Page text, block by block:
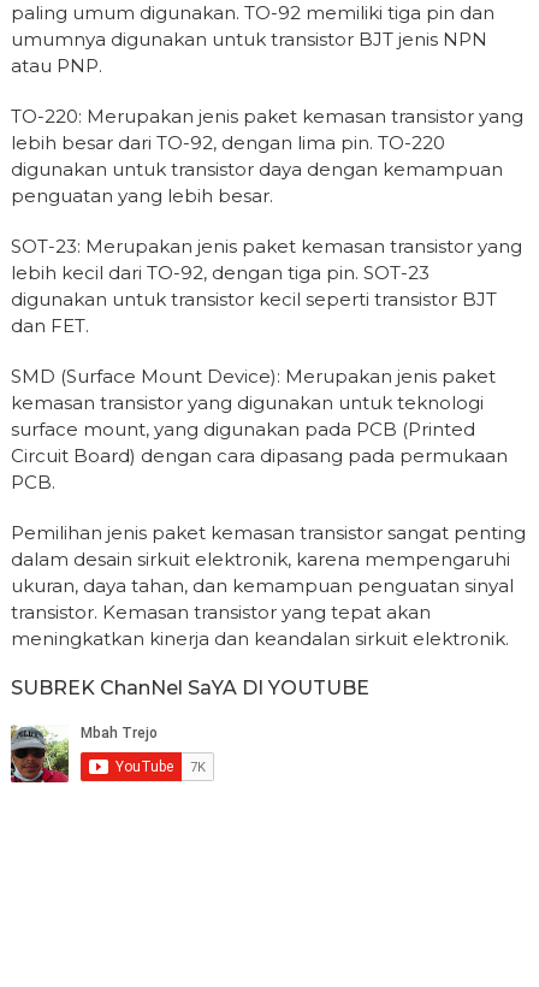
paling umum digunakan. TO-92 memiliki tiga pin dan
umumnya digunakan untuk transistor BJT jenis NPN
atau PNP.
TO-220: Merupakan jenis paket kemasan transistor yang
lebih besar dari TO-92, dengan lima pin. TO-220
digunakan untuk transistor daya dengan kemampuan
penguatan yang lebih besar.
SOT-23: Merupakan jenis paket kemasan transistor yang
lebih kecil dari TO-92, dengan tiga pin. SOT-23
digunakan untuk transistor kecil seperti transistor BJT
dan FET.
SMD (Surface Mount Device): Merupakan jenis paket
kemasan transistor yang digunakan untuk teknologi
surface mount, yang digunakan pada PCB (Printed
Circuit Board) dengan cara dipasang pada permukaan
PCB.
Pemilihan jenis paket kemasan transistor sangat penting
dalam desain sirkuit elektronik, karena mempengaruhi
ukuran, daya tahan, dan kemampuan penguatan sinyal
transistor. Kemasan transistor yang tepat akan
meningkatkan kinerja dan keandalan sirkuit elektronik.
SUBREK ChanNel SaYA DI YOUTUBE